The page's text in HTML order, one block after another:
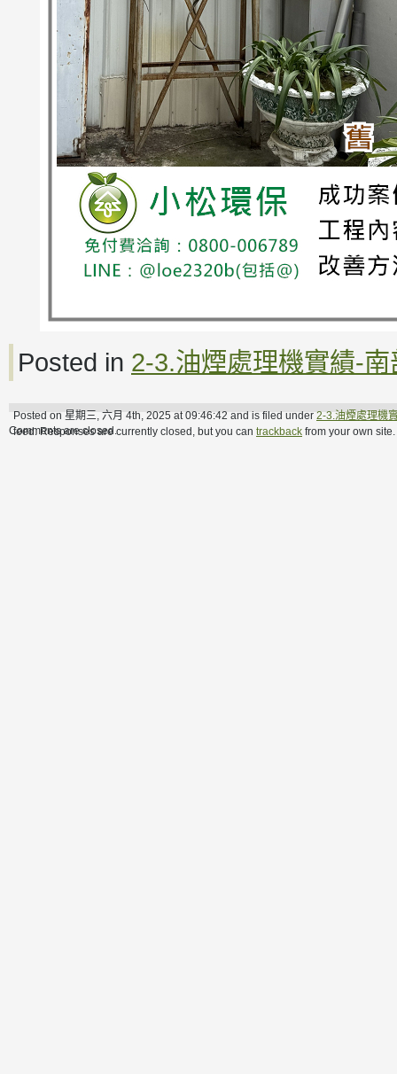
Posted in 2-3.油煙處理機實績-南
Posted on 星期三, 六月 4th, 2025 at 09:46:42 and is filed under 2-3.油煙處理機
feed. Responses are currently closed, but you can trackback from your own site.
Comments are closed.